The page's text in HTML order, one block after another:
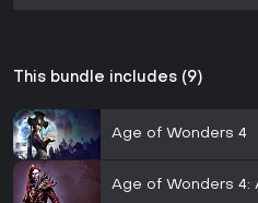
This bundle includes (9)
Age of Wonders 4
Age of Wonders 4: